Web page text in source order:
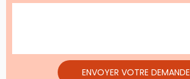
ENVOYER VOTRE DEMANDE